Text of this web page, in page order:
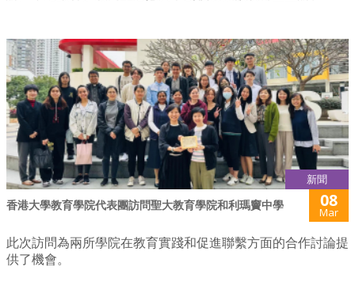
新聞
香港大學教育學院代表團訪問聖大教育學院和利瑪竇中學 08
Mar
此次訪問為兩所學院在教育實踐和促進聯繫方面的合作討論提
供了機會。